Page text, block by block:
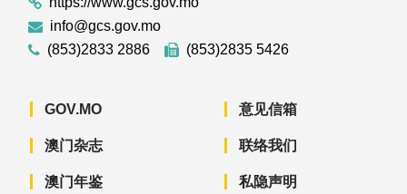
info@gcs.gov.mo
(853)2833 2886
(853)2835 5426
GOV.MO
澳门杂志
澳门年鉴
意见信箱
联络我们
私隐声明